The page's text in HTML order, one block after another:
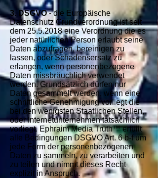
3. DSGVO- die Europäische
Datenschutz Grundverordnung ist seit
dem 25.5.2018eine Verordnung die es
jeder natürlichen Person erlaubt seine
Daten abzufragen, bereinigen zu
lassen, oder Schadensersatz zu
erlangen, wenn personenbezogene
Daten missbräuchlich verwendet
werden. Grundsätzlich dürfen nur
Daten gesammelt werden, wenn eine
schriftliche Genehmigung vorliegt die
bei den wenigsten Staatlichen Stellen,
oder Internetunternehmen tatsächlich
vorliegt. Ephraim Media Truth™ erfüllt
alle Bedingungen DSGVO Art. 6 b-f um
jede Form der personenbezogenen
Daten zu sammeln, zu verarbeiten und
zu teilen und nimmt dieses Recht
explizit in Anspruch.